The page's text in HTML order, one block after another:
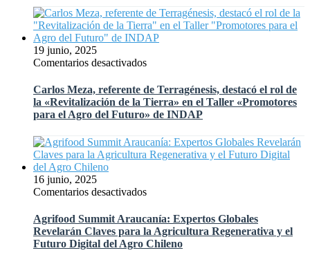
Agrifood
Summit
Araucanía
AgriFood
Summit
Araucanía
conectó
salud
suelo
con
la
humana
19 junio, 2025
Comentarios desactivadosen
Meza,
referente
de
destacó
el
rol
«Revitalización
la
Tierra»
en
Carlos Meza, referente de Terragénesis, destacó el rol de
la «Revitalización de la Tierra» en el Taller «Promotores
para el Agro del Futuro» de INDAP
16 junio, 2025
Comentarios desactivadosen
Summit
Araucanía:
Expertos
Agrifood Summit Araucanía: Expertos Globales
Revelarán Claves para la Agricultura Regenerativa y el
Futuro Digital del Agro Chileno